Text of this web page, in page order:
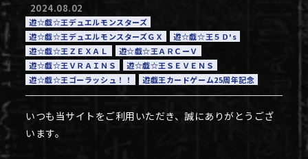
2024.08.02
遊☆戯☆王デュエルモンスターズ
遊☆戯☆王デュエルモンスターズＧＸ
遊☆戯☆王５Ｄ's
遊☆戯☆王ＺＥＸＡＬ
遊☆戯☆王ＡＲＣーＶ
遊☆戯☆王ＶＲＡＩＮＳ
遊☆戯☆王ＳＥＶＥＮＳ
遊☆戯☆王ゴーラッシュ！！
遊戯王カードゲーム25周年記念
いつも当サイトをご利用いただき、誠にありがとうござ
います。